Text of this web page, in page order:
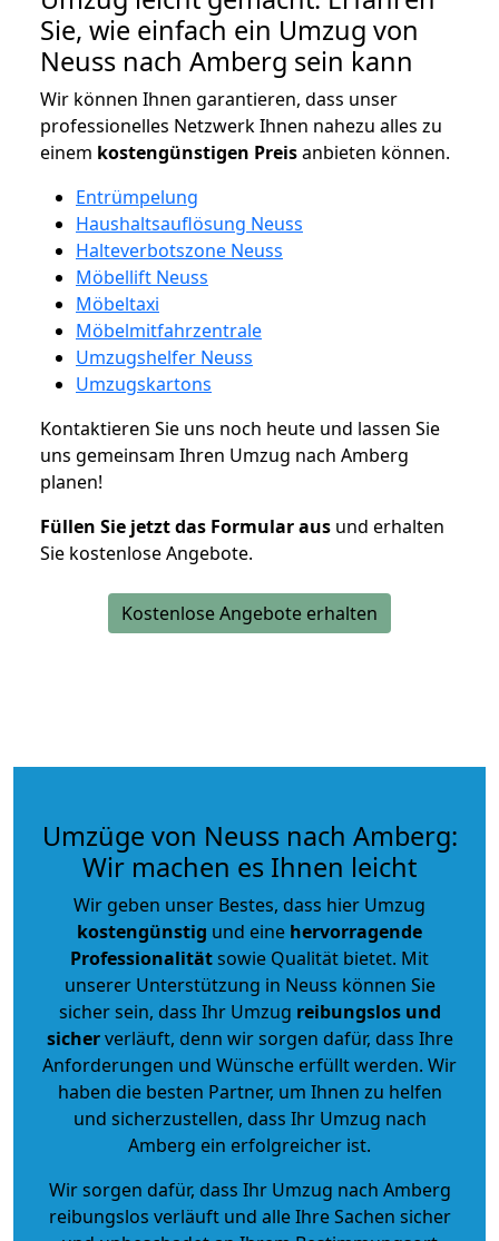
Sie, wie einfach ein Umzug von
Neuss nach Amberg sein kann
Wir können Ihnen garantieren, dass unser
professionelles Netzwerk Ihnen nahezu alles zu
einem kostengünstigen Preisanbieten können.
Entrümpelung
Haushaltsauflösung Neuss
Halteverbotszone Neuss
Möbellift Neuss
Möbeltaxi
Möbelmitfahrzentrale
Umzugshelfer Neuss
Umzugskartons
Kontaktieren Sie uns noch heute und lassen Sie
uns gemeinsam Ihren Umzug nach Amberg
planen!
Füllen Sie jetzt das Formular aus und erhalten
Sie kostenlose Angebote.
Kostenlose Angebote erhalten
Umzüge von Neuss nach Amberg:
Wir machen es Ihnen leicht
Wir geben unser Bestes, dass hier Umzug
kostengünstig und eine hervorragende
Professionalitätsowie Qualität bietet. Mit
unserer Unterstützung in Neuss können Sie
sicher sein, dass Ihr Umzug reibungslos und
sicherverläuft, denn wir sorgen dafür, dass Ihre
Anforderungen und Wünsche erfüllt werden. Wir
haben die besten Partner, um Ihnen zu helfen
und sicherzustellen, dass Ihr Umzug nach
Amberg ein erfolgreicher ist.
Wir sorgen dafür, dass Ihr Umzug nach Amberg
reibungslos verläuft und alle Ihre Sachen sicher